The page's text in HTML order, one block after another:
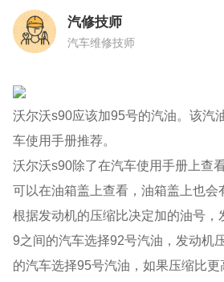
汽修技师
汽车维修技师
沃尔沃s90应该加95号的汽油。该汽
车使用手册推荐。
沃尔沃s90除了在汽车使用手册上查
可以在油箱盖上查看，油箱盖上也会
根据发动机的压缩比决定加的油号，
9之间的汽车选择92号汽油，发动机
的汽车选择95号汽油，如果压缩比